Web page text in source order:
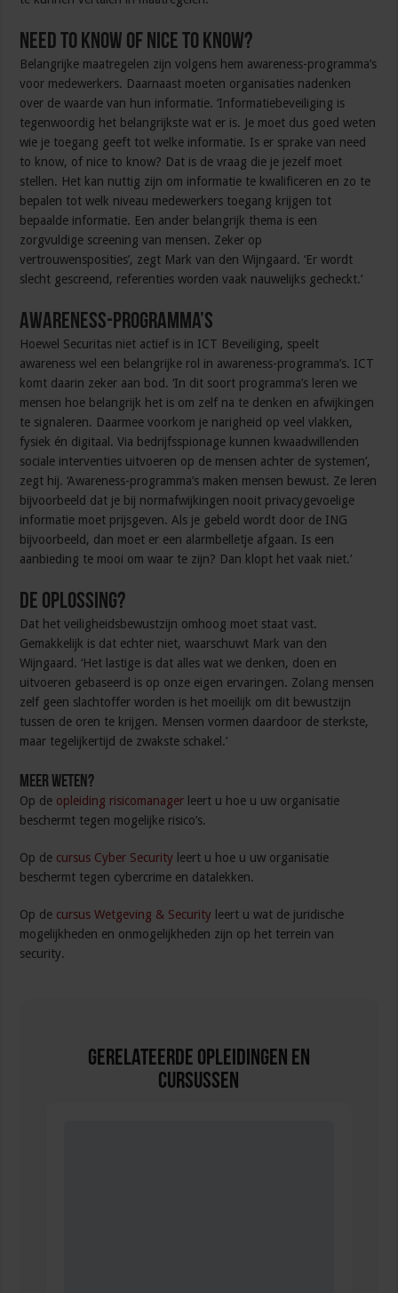
Need to know of nice to know?
Belangrijke maatregelen zijn volgens hem awareness-programma’s
voor medewerkers. Daarnaast moeten organisaties nadenken
over de waarde van hun informatie. ‘Informatiebeveiliging is
tegenwoordig het belangrijkste wat er is. Je moet dus goed weten
wie je toegang geeft tot welke informatie. Is er sprake van need
to know, of nice to know? Dat is de vraag die je jezelf moet
stellen. Het kan nuttig zijn om informatie te kwalificeren en zo te
bepalen tot welk niveau medewerkers toegang krijgen tot
bepaalde informatie. Een ander belangrijk thema is een
zorgvuldige screening van mensen. Zeker op
vertrouwensposities’, zegt Mark van den Wijngaard. ‘Er wordt
slecht gescreend, referenties worden vaak nauwelijks gecheckt.’
Awareness-programma’s
Hoewel Securitas niet actief is in ICT Beveiliging, speelt
awareness wel een belangrijke rol in awareness-programma’s. ICT
komt daarin zeker aan bod. ‘In dit soort programma’s leren we
mensen hoe belangrijk het is om zelf na te denken en afwijkingen
te signaleren. Daarmee voorkom je narigheid op veel vlakken,
fysiek én digitaal. Via bedrijfsspionage kunnen kwaadwillenden
sociale interventies uitvoeren op de mensen achter de systemen’,
zegt hij. ‘Awareness-programma’s maken mensen bewust. Ze leren
bijvoorbeeld dat je bij normafwijkingen nooit privacygevoelige
informatie moet prijsgeven. Als je gebeld wordt door de ING
bijvoorbeeld, dan moet er een alarmbelletje afgaan. Is een
aanbieding te mooi om waar te zijn? Dan klopt het vaak niet.’
De oplossing?
Dat het veiligheidsbewustzijn omhoog moet staat vast.
Gemakkelijk is dat echter niet, waarschuwt Mark van den
Wijngaard. ‘Het lastige is dat alles wat we denken, doen en
uitvoeren gebaseerd is op onze eigen ervaringen. Zolang mensen
zelf geen slachtoffer worden is het moeilijk om dit bewustzijn
tussen de oren te krijgen. Mensen vormen daardoor de sterkste,
maar tegelijkertijd de zwakste schakel.’
Meer weten?
Op de opleiding risicomanager leert u hoe u uw organisatie
beschermt tegen mogelijke risico’s.
Op de cursus Cyber Security leert u hoe u uw organisatie
beschermt tegen cybercrime en datalekken.
Op de cursus Wetgeving & Security leert u wat de juridische
mogelijkheden en onmogelijkheden zijn op het terrein van
security.
Gerelateerde Opleidingen en
Cursussen